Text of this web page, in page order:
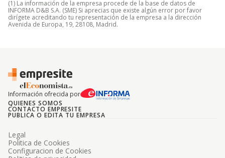
(1) La información de la empresa procede de la base de datos de
INFORMA D&B S.A. (SME) Si aprecias que existe algún error por favor
dirígete acreditando tu representación de la empresa a la dirección
Avenida de Europa, 19, 28108, Madrid.
Información ofrecida por
QUIENES SOMOS
CONTACTO EMPRESITE
PUBLICA O EDITA TU EMPRESA
Legal
Politica de Cookies
Configuracion de Cookies